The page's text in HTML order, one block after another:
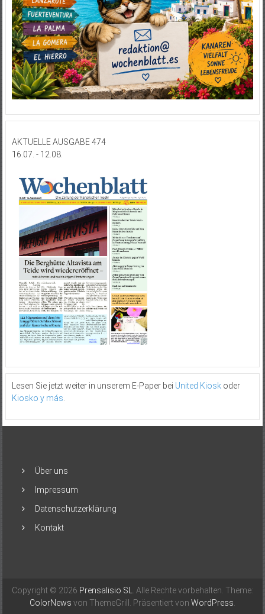
AKTUELLE AUSGABE 474
16.07. - 12.08.
Lesen Sie jetzt weiter in unserem E-Paper bei United Kioskoder
Kiosko y más
Über uns
Impressum
Datenschutzerklärung
Kontakt
Copyright © 2026 Prensalisio SL
. Alle Rechte vorbehalten. Theme:
ColorNews von ThemeGrill. Präsentiert von WordPress